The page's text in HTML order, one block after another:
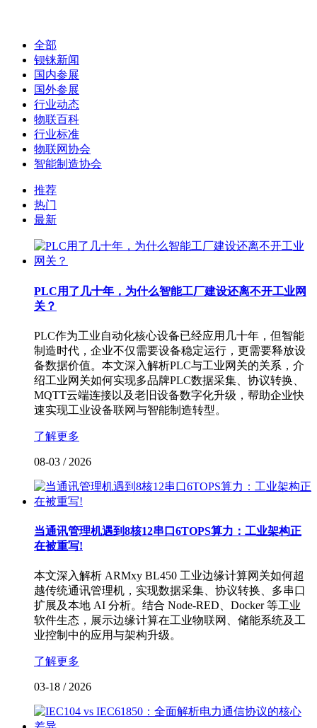
全部
钡铼新闻
国内参展
国外参展
行业动态
物联百科
行业标准
物联网协会
智能制造协会
推荐
热门
最新
PLC用了几十年，为什么智能工厂建设还离不开工业网
关？
PLC作为工业自动化核心设备已经应用几十年，但智能
制造时代，企业不仅需要设备稳定运行，更需要释放设
备数据价值。本文深入解析PLC与工业网关的关系，介
绍工业网关如何实现多品牌PLC数据采集、协议转换、
MQTT云端连接以及老旧设备数字化升级，帮助企业快
速实现工业设备联网与智能制造转型。
了解更多
08-03 / 2026
当通讯管理机遇到8核12串口6TOPS算力：工业架构正
在被重写!
本文深入解析 ARMxy BL450 工业边缘计算网关如何超
越传统通讯管理机，实现数据采集、协议转换、多串口
扩展及本地 AI 分析。结合 Node-RED、Docker 等工业
软件生态，展示边缘计算在工业物联网、储能系统及工
业控制中的应用与架构升级。
了解更多
03-18 / 2026